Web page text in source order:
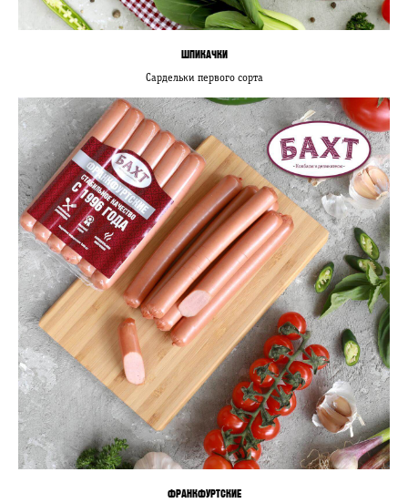
ШПИКАЧКИ
Сардельки первого сорта
ФРАНКФУРТСКИЕ